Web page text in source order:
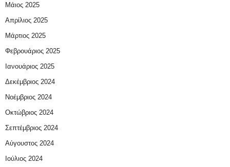
Μάιος 2025
Απρίλιος 2025
Μάρτιος 2025
Φεβρουάριος 2025
Ιανουάριος 2025
Δεκέμβριος 2024
Νοέμβριος 2024
Οκτώβριος 2024
Σεπτέμβριος 2024
Αύγουστος 2024
Ιούλιος 2024